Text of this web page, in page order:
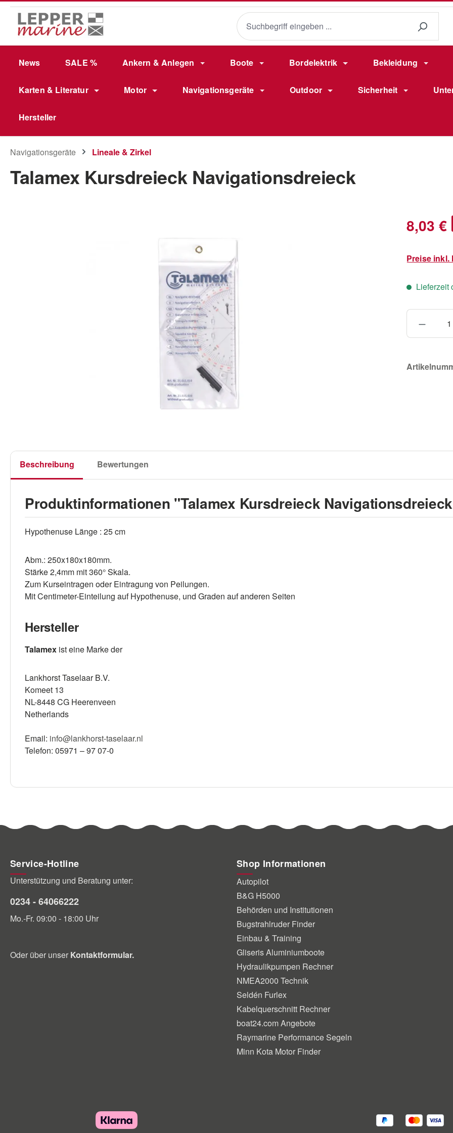
Hauptinhalt springen
Zur Suche springen
Zur Hauptnavigation springen
News SALE % Ankern & Anlegen Boote Bordelektrik Bekleidung
Karten & Literatur Motor Navigationsgeräte Outdoor Sicherheit
Hersteller
Navigationsgeräte Lineale & Zirkel
Talamex Kursdreieck Navigationsdreieck
8,03 €
Preise inkl.
Lieferzeit
Beschreibung Bewertungen
Produktinformationen "Talamex Kursdreieck
Hypothenuse Länge : 25 cm
Abm.: 250x180x180mm.
Stärke 2,4mm mit 360° Skala.
Zum Kurseintragen oder Eintragung von Peilungen.
Mit Centimeter-Einteilung auf Hypothenuse, und Graden auf anderen Seiten
Hersteller
Talamex ist eine Marke der
Lankhorst Taselaar B.V.
Komeet 13
NL-8448 CG Heerenveen
Netherlands
Email: info@lankhorst-taselaar.nl
Telefon: 05971 – 97 07-0
Service-Hotline
Unterstützung und Beratung unter:
0234 - 64066222
Mo.-Fr. 09:00 - 18:00 Uhr
Oder über unser Kontaktformular.
Shop Informationen
Autopilot
B&G H5000
Behörden und Institutionen
Bugstrahlruder Finder
Einbau & Training
Gliseris Aluminiumboote
Hydraulikpumpen Rechner
NMEA2000 Technik
Seldén Furlex
Kabelquerschnitt Rechner
boat24.com Angebote
Raymarine Performance Segeln
Minn Kota Motor Finder